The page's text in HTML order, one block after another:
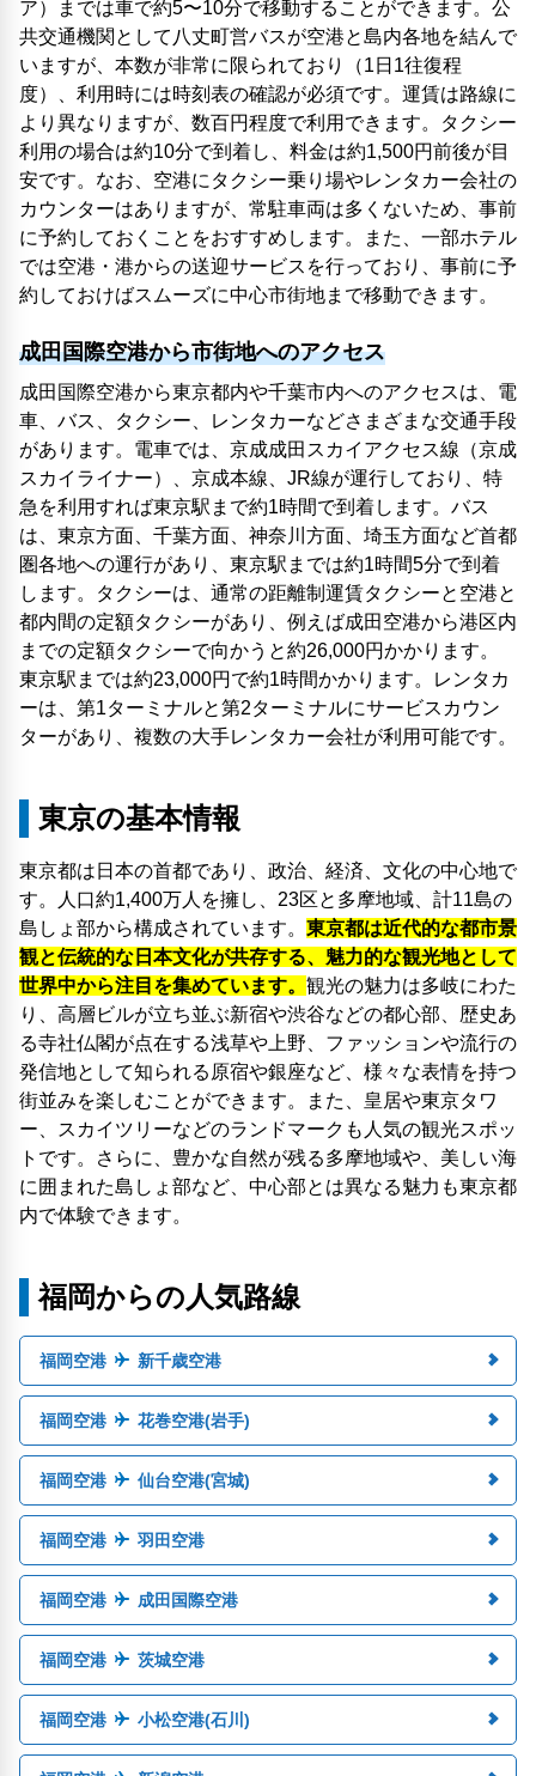
ア）までは車で約5〜10分で移動することができます。公
共交通機関として八丈町営バスが空港と島内各地を結んで
いますが、本数が非常に限られており（1日1往復程
度）、利用時には時刻表の確認が必須です。運賃は路線に
より異なりますが、数百円程度で利用できます。タクシー
利用の場合は約10分で到着し、料金は約1,500円前後が目
安です。なお、空港にタクシー乗り場やレンタカー会社の
カウンターはありますが、常駐車両は多くないため、事前
に予約しておくことをおすすめします。また、一部ホテル
では空港・港からの送迎サービスを行っており、事前に予
約しておけばスムーズに中心市街地まで移動できます。
成田国際空港から市街地へのアクセス
成田国際空港から東京都内や千葉市内へのアクセスは、電
車、バス、タクシー、レンタカーなどさまざまな交通手段
があります。電車では、京成成田スカイアクセス線（京成
スカイライナー）、京成本線、JR線が運行しており、特
急を利用すれば東京駅まで約1時間で到着します。バス
は、東京方面、千葉方面、神奈川方面、埼玉方面など首都
圏各地への運行があり、東京駅までは約1時間5分で到着
します。タクシーは、通常の距離制運賃タクシーと空港と
都内間の定額タクシーがあり、例えば成田空港から港区内
までの定額タクシーで向かうと約26,000円かかります。
東京駅までは約23,000円で約1時間かかります。レンタカ
ーは、第1ターミナルと第2ターミナルにサービスカウン
ターがあり、複数の大手レンタカー会社が利用可能です。
東京の基本情報
東京都は日本の首都であり、政治、経済、文化の中心地で
す。人口約1,400万人を擁し、23区と多摩地域、計11島の
島しょ部から構成されています。 東京都は近代的な都市景
観と伝統的な日本文化が共存する、魅力的な観光地として
世界中から注目を集めています。 観光の魅力は多岐にわた
り、高層ビルが立ち並ぶ新宿や渋谷などの都心部、歴史あ
る寺社仏閣が点在する浅草や上野、ファッションや流行の
発信地として知られる原宿や銀座など、様々な表情を持つ
街並みを楽しむことができます。また、皇居や東京タワ
ー、スカイツリーなどのランドマークも人気の観光スポッ
トです。さらに、豊かな自然が残る多摩地域や、美しい海
に囲まれた島しょ部など、中心部とは異なる魅力も東京都
内で体験できます。
福岡からの人気路線
福岡空港 新千歳空港
福岡空港 花巻空港(岩手)
福岡空港 仙台空港(宮城)
福岡空港 羽田空港
福岡空港 成田国際空港
福岡空港 茨城空港
福岡空港 小松空港(石川)